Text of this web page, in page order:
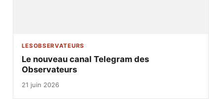
LESOBSERVATEURS
Le nouveau canal Telegram des
Observateurs
21 juin 2026